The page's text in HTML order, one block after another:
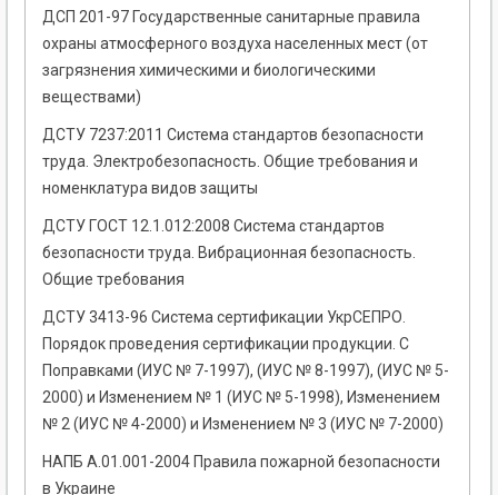
ДСП 201-97 Государственные санитарные правила
охраны атмосферного воздуха населенных мест (от
загрязнения химическими и биологическими
веществами)
ДСТУ 7237:2011 Система стандартов безопасности
труда. Электробезопасность. Общие требования и
номенклатура видов защиты
ДСТУ ГОСТ 12.1.012:2008 Система стандартов
безопасности труда. Вибрационная безопасность.
Общие требования
ДСТУ 3413-96 Система сертификации УкрСЕПРО.
Порядок проведения сертификации продукции. С
Поправками (ИУС № 7-1997), (ИУС № 8-1997), (ИУС № 5-
2000) и Изменением № 1 (ИУС № 5-1998), Изменением
№ 2 (ИУС № 4-2000) и Изменением № 3 (ИУС № 7-2000)
НАПБ А.01.001-2004 Правила пожарной безопасности
в Украине